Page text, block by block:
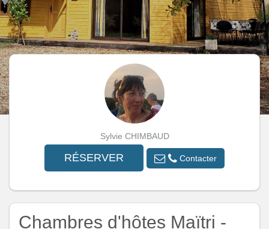
Sylvie CHIMBAUD
RÉSERVER Contacter
Chambres d'hôtes Maïtri -